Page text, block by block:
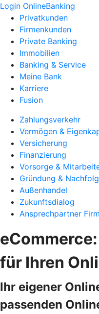
Login OnlineBanking
Privatkunden
Firmenkunden
Private Banking
Immobilien
Banking & Service
Meine Bank
Karriere
Fusion
Zahlungsverkehr
Vermögen &
Versicherung
Finanzierung
Vorsorge &
Gründung &
Außenhandel
Zukunftsdialog
Ansprechpartner
für Ihren
Ihr eigener
passenden